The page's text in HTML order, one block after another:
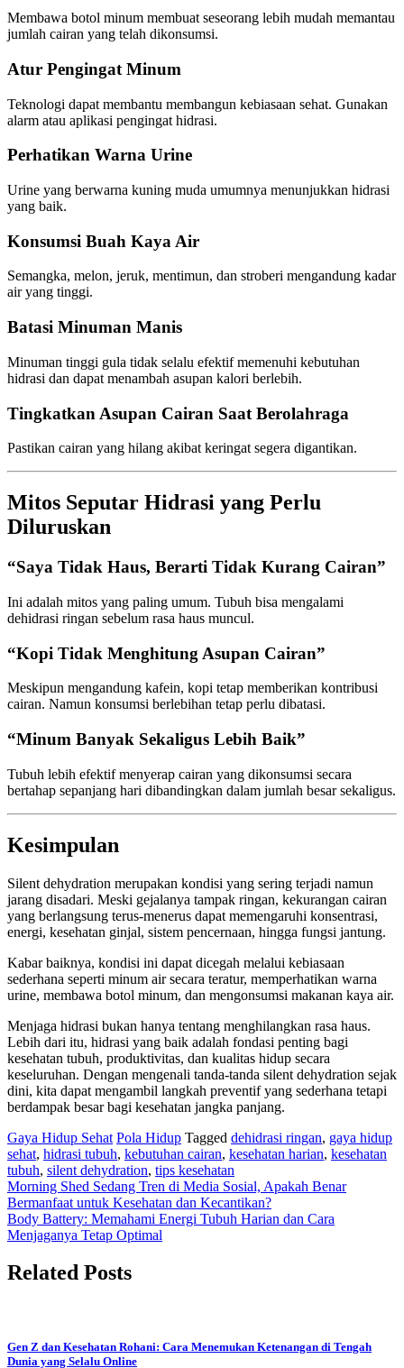
Membawa botol minum membuat seseorang lebih mudah memantau
jumlah cairan yang telah dikonsumsi.
Atur Pengingat Minum
Teknologi dapat membantu membangun kebiasaan sehat. Gunakan
alarm atau aplikasi pengingat hidrasi.
Perhatikan Warna Urine
Urine yang berwarna kuning muda umumnya menunjukkan hidrasi
yang baik.
Konsumsi Buah Kaya Air
Semangka, melon, jeruk, mentimun, dan stroberi mengandung kadar
air yang tinggi.
Batasi Minuman Manis
Minuman tinggi gula tidak selalu efektif memenuhi kebutuhan
hidrasi dan dapat menambah asupan kalori berlebih.
Tingkatkan Asupan Cairan Saat Berolahraga
Pastikan cairan yang hilang akibat keringat segera digantikan.
Mitos Seputar Hidrasi yang Perlu
Diluruskan
“Saya Tidak Haus, Berarti Tidak Kurang Cairan”
Ini adalah mitos yang paling umum. Tubuh bisa mengalami
dehidrasi ringan sebelum rasa haus muncul.
“Kopi Tidak Menghitung Asupan Cairan”
Meskipun mengandung kafein, kopi tetap memberikan kontribusi
cairan. Namun konsumsi berlebihan tetap perlu dibatasi.
“Minum Banyak Sekaligus Lebih Baik”
Tubuh lebih efektif menyerap cairan yang dikonsumsi secara
bertahap sepanjang hari dibandingkan dalam jumlah besar sekaligus.
Kesimpulan
Silent dehydration merupakan kondisi yang sering terjadi namun
jarang disadari. Meski gejalanya tampak ringan, kekurangan cairan
yang berlangsung terus-menerus dapat memengaruhi konsentrasi,
energi, kesehatan ginjal, sistem pencernaan, hingga fungsi jantung.
Kabar baiknya, kondisi ini dapat dicegah melalui kebiasaan
sederhana seperti minum air secara teratur, memperhatikan warna
urine, membawa botol minum, dan mengonsumsi makanan kaya air.
Menjaga hidrasi bukan hanya tentang menghilangkan rasa haus.
Lebih dari itu, hidrasi yang baik adalah fondasi penting bagi
kesehatan tubuh, produktivitas, dan kualitas hidup secara
keseluruhan. Dengan mengenali tanda-tanda silent dehydration sejak
dini, kita dapat mengambil langkah preventif yang sederhana tetapi
berdampak besar bagi kesehatan jangka panjang.
Gaya Hidup Sehat Pola Hidup Tagged dehidrasi ringan, gaya hidup
sehat, hidrasi tubuh, kebutuhan cairan, kesehatan harian, kesehatan
tubuh, silent dehydration, tips kesehatan
Navigasi
pos
Morning Shed Sedang Tren di Media Sosial, Apakah Benar
Bermanfaat untuk Kesehatan dan Kecantikan?
Body Battery: Memahami Energi Tubuh Harian dan Cara
Menjaganya Tetap Optimal
Related Posts
Gen Z dan Kesehatan Rohani: Cara Menemukan Ketenangan di Tengah
Dunia yang Selalu Online